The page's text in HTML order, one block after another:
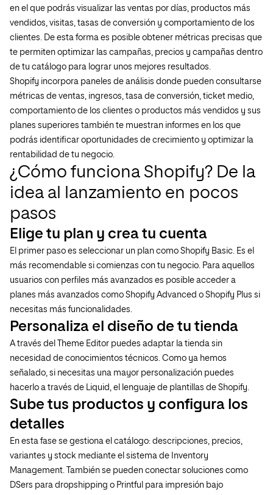
en el que podrás visualizar las ventas por días, productos más
vendidos, visitas, tasas de conversión y comportamiento de los
clientes. De esta forma es posible obtener métricas precisas que
te permiten optimizar las campañas, precios y campañas dentro
de tu catálogo para lograr unos mejores resultados.
Shopify incorpora paneles de análisis donde pueden consultarse
métricas de ventas, ingresos, tasa de conversión, ticket medio,
comportamiento de los clientes o productos más vendidos y sus
planes superiores también te muestran informes en los que
podrás identificar oportunidades de crecimiento y optimizar la
rentabilidad de tu negocio.
¿Cómo funciona Shopify? De la
idea al lanzamiento en pocos
pasos
Elige tu plan y crea tu cuenta
El primer paso es seleccionar un plan como Shopify Basic. Es el
más recomendable si comienzas con tu negocio. Para aquellos
usuarios con perfiles más avanzados es posible acceder a
planes más avanzados como Shopify Advanced o Shopify Plus si
necesitas más funcionalidades.
Personaliza el diseño de tu tienda
A través del Theme Editor puedes adaptar la tienda sin
necesidad de conocimientos técnicos. Como ya hemos
señalado, si necesitas una mayor personalización puedes
hacerlo a través de Liquid, el lenguaje de plantillas de Shopify.
Sube tus productos y configura los
detalles
En esta fase se gestiona el catálogo: descripciones, precios,
variantes y stock mediante el sistema de Inventory
Management. También se pueden conectar soluciones como
DSers para dropshipping o Printful para impresión bajo